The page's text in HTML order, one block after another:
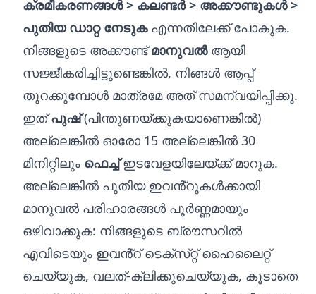
ക്രമീകരണങ്ങൾ > കലണ്ടർ > അക്കൗണ്ടുകൾ >
പുതിയ ഡാറ്റ നേടുകഎന്നതിലേക്ക് പോകുക.
നിങ്ങളുടെ അക്കൗണ്ട്മാനുവൽആയി
സജ്ജീകരിച്ചിട്ടുണ്ടെങ്കിൽ, നിങ്ങൾ ആപ്പ്
തുറക്കുമ്പോൾ മാത്രമേ അത് സമന്വയിപ്പിക്കൂ.
ഇത്പുഷ്(പിന്തുണയ്‌ക്കുകയാണെങ്കിൽ)
അല്ലെങ്കിൽ ഓരോ 15 അല്ലെങ്കിൽ 30
മിനിറ്റിലും ഫെച്ച്ഇടവേളയിലേയ്‌ക്ക് മാറുക.
അല്ലെങ്കിൽ പുതിയ ഇവൻ്റുകൾക്കായി
മാനുവൽ പരിഹാരങ്ങൾ പൂർണ്ണമായും
ഒഴിവാക്കുക: നിങ്ങളുടെ ബ്രൗസറിൽ
എവിടെയും ഇവൻ്റ് ടെക്‌സ്‌റ്റ് ഹൈലൈറ്റ്
ചെയ്യുക, വലത്-ക്ലിക്കുചെയ്യുക, കൂടാതെ